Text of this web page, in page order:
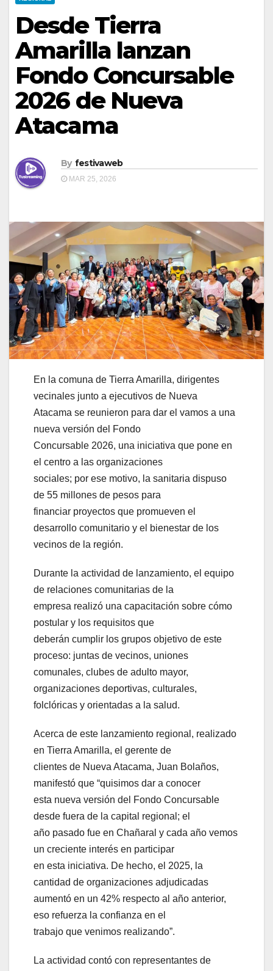
Desde Tierra
Amarilla lanzan
Fondo Concursable
2026 de Nueva
Atacama
By festivaweb
MAR 25, 2026
En la comuna de Tierra Amarilla, dirigentes
vecinales junto a ejecutivos de Nueva
Atacama se reunieron para dar el vamos a una
nueva versión del Fondo
Concursable 2026, una iniciativa que pone en
el centro a las organizaciones
sociales; por ese motivo, la sanitaria dispuso
de 55 millones de pesos para
financiar proyectos que promueven el
desarrollo comunitario y el bienestar de los
vecinos de la región.
Durante la actividad de lanzamiento, el equipo
de relaciones comunitarias de la
empresa realizó una capacitación sobre cómo
postular y los requisitos que
deberán cumplir los grupos objetivo de este
proceso: juntas de vecinos, uniones
comunales, clubes de adulto mayor,
organizaciones deportivas, culturales,
folclóricas y orientadas a la salud.
Acerca de este lanzamiento regional, realizado
en Tierra Amarilla, el gerente de
clientes de Nueva Atacama, Juan Bolaños,
manifestó que “quisimos dar a conocer
esta nueva versión del Fondo Concursable
desde fuera de la capital regional; el
año pasado fue en Chañaral y cada año vemos
un creciente interés en participar
en esta iniciativa. De hecho, el 2025, la
cantidad de organizaciones adjudicadas
aumentó en un 42% respecto al año anterior,
eso refuerza la confianza en el
trabajo que venimos realizando”.
La actividad contó con representantes de